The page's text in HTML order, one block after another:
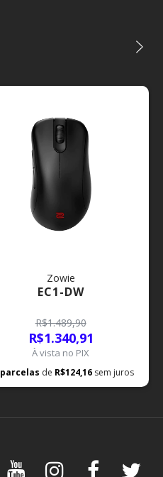
Zowie
EC1-DW
R$1.489,90
R$1.340,91
À vista no PIX
parcelas de R$124,16 sem juros